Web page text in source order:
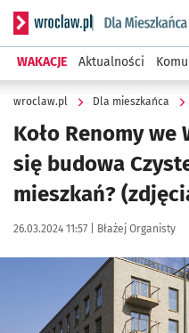
Serwis informacyjny
WAKACJE Aktualności
wroclaw.pl Dla mieszkańca
Koło Renomy we
się budowa
mieszkań?
Data publikacji:
26.03.2024 11:57 | Autor:
Błażej Organisty
Kliknij, aby zobaczyć galerię